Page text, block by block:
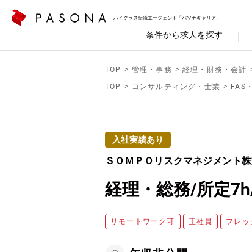
ハイクラス転職エージェント「パソナキャリア」
条件から求人を探す
TOP 管理・事務 経理・財務・会計
TOP
コンサルティング・士業 FAS
入社実績あり
ＳＯＭＰＯリスクマネジメント
経理・総務/所定
リモートワーク可 正社員 フレッ